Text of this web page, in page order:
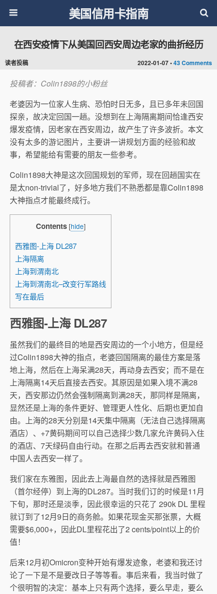
美国信用卡指南
2022-01-07 •43 Comments
在西安疫情下从美国回西安周边老家的曲折经历
读者投稿
投稿者：Colin1898的小粉丝
老婆因为一位家人生病、恐怕时日无多，且已多年未回国
探亲，故决定回国一趟。没想到在上海隔离期间恰逢西安
爆发疫情，因老家在西安周边，故产生了许多波折。本文
没有太多的游记图片，主要讲一讲规划方面的经验和故
事，希望能给有需要的朋友一些参考。
Colin1898大神是这次回国规划的军师，现在回趟国实在
是太non-trivial了，好多地方我们不熟悉都是靠Colin1898
大神指点才能最终成行。
Contents [hide]
西雅图-上海 DL287
上海隔离
上海到渭南北
上海到渭南北–改变行军路线
写在最后
西雅图-上海 DL287
虽然我们的最终目的地是西安周边的一个小地方，但是经
过Colin1898大神的指点，老婆回国隔离的最佳方案是落
地上海，然后在上海呆满28天，再动身去西安；而不是在
上海隔离14天后直接去西安。其原因是如果入境不满28
天，西安那边仍然会强制隔离到满28天，那同样是隔离，
显然还是上海的条件更好、管理更人性化、后期也更加自
由。上海的28天分别是14天集中隔离（无法自己选择隔离
酒店）、+7黄码期间可以自己选择少数几家允许黄码入住
的酒店、7天绿码自由行动。在那之后再去西安就和普通
中国人去西安一样了。
我们家在东雅图，因此去上海最自然的选择就是西雅图
（首尔经停）到上海的DL287。当时我们订的时候是11月
下旬，那时还是淡季，因此很幸运的只花了 290k DL 里程
就订到了12月9日的商务舱。如果花现金买那张票，大概
需要$6,000+，因此DL里程花出了2 cents/point以上的价
值！
后来12月初Omicron变种开始有爆发迹象，老婆和我还讨
论了一下是不是要改日子等等看。事后来看，我当时做了
个很明智的决定：基本上只有两个选择，要么早走，要么